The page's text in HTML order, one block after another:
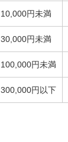
10,000円未満
30,000円未満
100,000円未満
300,000円以下